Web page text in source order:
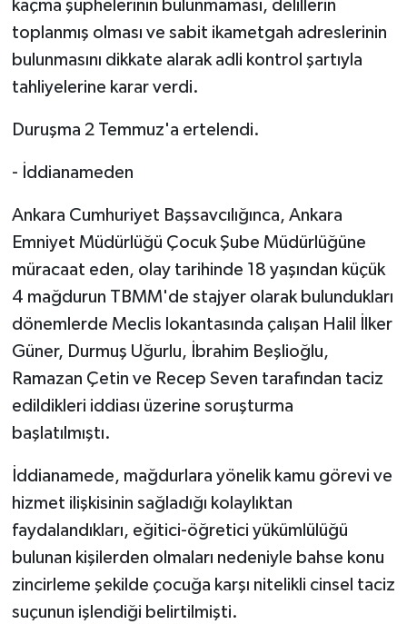
kaçma şüphelerinin bulunmaması, delillerin
toplanmış olması ve sabit ikametgah adreslerinin
bulunmasını dikkate alarak adli kontrol şartıyla
tahliyelerine karar verdi.
Duruşma 2 Temmuz'a ertelendi.
- İddianameden
Ankara Cumhuriyet Başsavcılığınca, Ankara
Emniyet Müdürlüğü Çocuk Şube Müdürlüğüne
müracaat eden, olay tarihinde 18 yaşından küçük
4 mağdurun TBMM'de stajyer olarak bulundukları
dönemlerde Meclis lokantasında çalışan Halil İlker
Güner, Durmuş Uğurlu, İbrahim Beşlioğlu,
Ramazan Çetin ve Recep Seven tarafından taciz
edildikleri iddiası üzerine soruşturma
başlatılmıştı.
İddianamede, mağdurlara yönelik kamu görevi ve
hizmet ilişkisinin sağladığı kolaylıktan
faydalandıkları, eğitici-öğretici yükümlülüğü
bulunan kişilerden olmaları nedeniyle bahse konu
zincirleme şekilde çocuğa karşı nitelikli cinsel taciz
suçunun işlendiği belirtilmişti.